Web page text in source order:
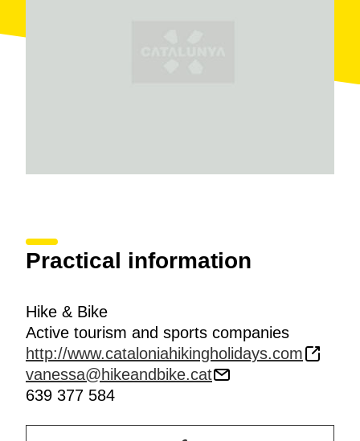
Practical information
Hike & Bike
Active tourism and sports companies
http://www.cataloniahikingholidays.com
vanessa@hikeandbike.cat
639 377 584